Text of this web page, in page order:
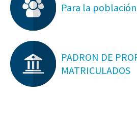
Para la población
PADRON DE
MATRICULADOS